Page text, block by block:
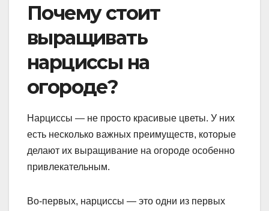
Почему стоит
выращивать
нарциссы на
огороде?
Нарциссы — не просто красивые цветы. У них
есть несколько важных преимуществ, которые
делают их выращивание на огороде особенно
привлекательным.
Во-первых, нарциссы — это одни из первых